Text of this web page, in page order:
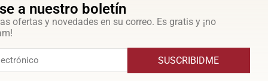
a nuestro boletín
ofertas y novedades en su correo. Es gratis y ¡no
SUSCRIBIDME